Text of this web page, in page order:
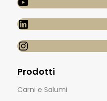
Prodotti
Carni e Salumi